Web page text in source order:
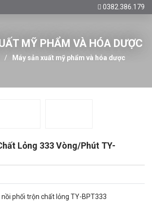
0382.386.179
MỸ PHẨM VÀ HÓA DƯỢC
Máy sản xuất mỹ phẩm và hóa dược
Lỏng 333 Vòng/Phút TY-
phối trộn chất lỏng TY-BPT333